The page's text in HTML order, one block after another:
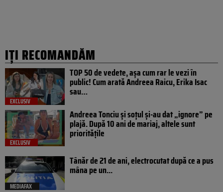
IȚI RECOMANDĂM
EXCLUSIV
TOP 50 de vedete, așa cum rar le vezi în
public! Cum arată Andreea Raicu, Erika Isac
sau…
EXCLUSIV
Andreea Tonciu și soțul și-au dat „ignore” pe
plajă. După 10 ani de mariaj, altele sunt
prioritățile
MEDIAFAX
Tânăr de 21 de ani, electrocutat după ce a pus
mâna pe un...